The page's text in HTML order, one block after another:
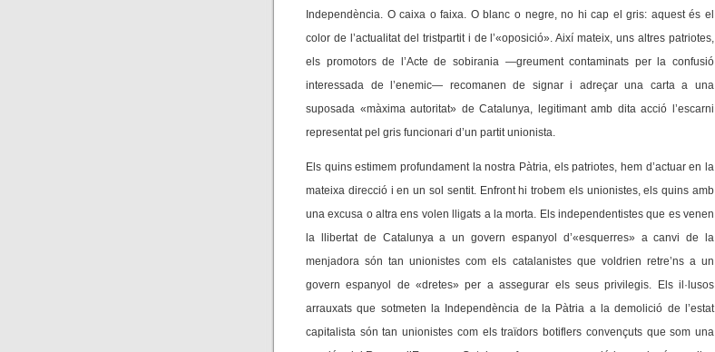
Independència. O caixa o faixa. O blanc o negre, no hi cap el gris: aquest és el
color de l’actualitat del tristpartit i de l’«oposició». Així mateix, uns altres patriotes,
els promotors de l’Acte de sobirania —greument contaminats per la confusió
interessada de l’enemic— recomanen de signar i adreçar una carta a una
suposada «màxima autoritat» de Catalunya, legitimant amb dita acció l’escarni
representat pel gris funcionari d’un partit unionista.
Els quins estimem profundament la nostra Pàtria, els patriotes, hem d’actuar en la
mateixa direcció i en un sol sentit. Enfront hi trobem els unionistes, els quins amb
una excusa o altra ens volen lligats a la morta. Els independentistes que es venen
la llibertat de Catalunya a un govern espanyol d’«esquerres» a canvi de la
menjadora són tan unionistes com els catalanistes que voldrien retre’ns a un
govern espanyol de «dretes» per a assegurar els seus privilegis. Els il·lusos
arrauxats que sotmeten la Independència de la Pàtria a la demolició de l’estat
capitalista són tan unionistes com els traïdors botiflers convençuts que som una